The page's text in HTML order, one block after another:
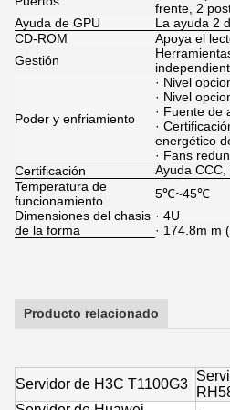
frente, 2
Ayuda de GPU
La ayuda 2
CD-ROM
Apoya el
Gestión
Poder y enfriamiento
· Nivel
· Nivel
· Fuente de
·
energético
· Fans
Certificación
Ayuda CCC,
Temperatura de
funcionamiento
5℃~45℃
Dimensiones del chasis
de la forma
· 4U
· 174.8m m
Producto relacionado
Servidor de H3C T1100G3